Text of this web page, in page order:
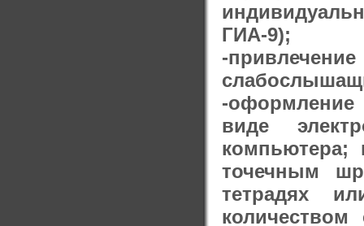
ГИА-9);
-
-
виде
компьютера;
точечным
тетрадях